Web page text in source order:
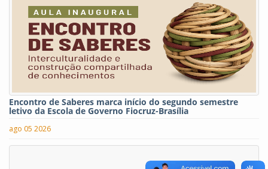
Encontro de Saberes marca início do segundo semestre
letivo da Escola de Governo Fiocruz-Brasília
ago 05 2026